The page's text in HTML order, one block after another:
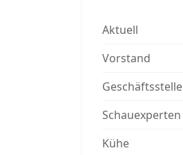
Aktuell
Vorstand
Geschäftsstelle
Schauexperten
Kühe